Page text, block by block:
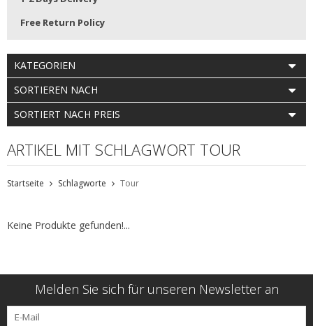
Free Return Policy
KATEGORIEN
SORTIEREN NACH
SORTIERT NACH PREIS
ARTIKEL MIT SCHLAGWORT TOUR
Startseite Schlagworte Tour
Keine Produkte gefunden!...
Melden Sie sich für unseren Newsletter an